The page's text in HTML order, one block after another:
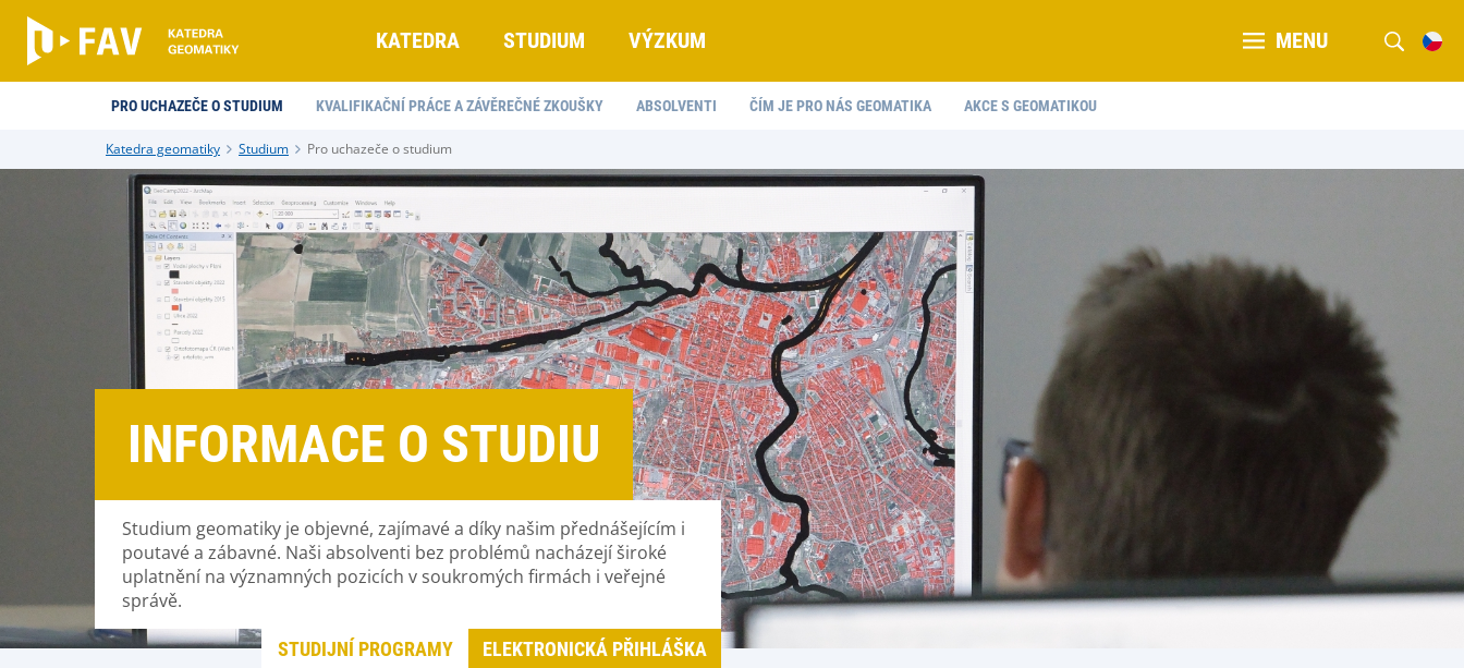
KATEDRA STUDIUM VÝZKUM MENU
PRO UCHAZEČE O STUDIUM KVALIFIKAČNÍ PRÁCE A ZÁVĚREČNÉ ZKOUŠKY ABSOLVENTI ČÍM JE PRO NÁS GEOMATIKA AKCE S GEOMATIKOU
Katedra geomatiky Studium Pro uchazeče o studium
INFORMACE O STUDIU
Studium geomatiky je objevné, zajímavé a díky našim přednášejícím i
poutavé a zábavné. Naši absolventi bez problémů nacházejí široké
uplatnění na významných pozicích v soukromých firmách i veřejné
správě.
ELEKTRONICKÁ PŘIHLÁŠKA
STUDIJNÍ PROGRAMY